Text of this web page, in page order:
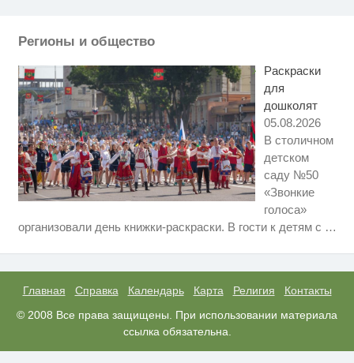
Регионы и общество
Раскраски
для
дошколят
05.08.2026
В столичном
детском
саду №50
«Звонкие
голоса»
организовали день книжки-раскраски. В гости к детям с …
Главная Справка Календарь Карта Религия
Контакты
© 2008 Все права защищены. При использовании материала
ссылка обязательна.
Ролик из Омска: вы будете
Крыма: Что люди вытворяют,
i
"Потеряли стыд в погоне за
"Диором": Поплавская вмазала
семейке Плющенко